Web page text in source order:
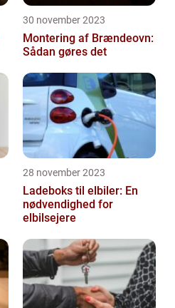
30 november 2023
Montering af Brændeovn:
Sådan gøres det
28 november 2023
Ladeboks til elbiler: En
nødvendighed for
elbilsejere